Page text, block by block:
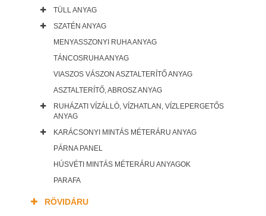
TÜLL ANYAG
SZATÉN ANYAG
MENYASSZONYI RUHA ANYAG
TÁNCOSRUHA ANYAG
VIASZOS VÁSZON ASZTALTERÍTŐ ANYAG
ASZTALTERÍTŐ, ABROSZ ANYAG
RUHÁZATI VÍZÁLLÓ, VÍZHATLAN, VÍZLEPERGETŐS
ANYAG
KARÁCSONYI MINTÁS MÉTERÁRU ANYAG
PÁRNA PANEL
HÚSVÉTI MINTÁS MÉTERÁRU ANYAGOK
PARAFA
RÖVIDÁRU